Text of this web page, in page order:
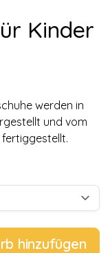
Kinder
werden in
und vom
hinzufügen